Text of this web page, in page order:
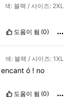
색: 블랙 / 사이즈: 2XL
도움이 됨 (0)
색: 블랙 / 사이즈: 1XL
encantó ! no
도움이 됨 (0)